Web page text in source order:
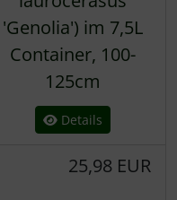
'Genolia') im 7,5L
Container, 100-
125cm
Details
25,98 EUR